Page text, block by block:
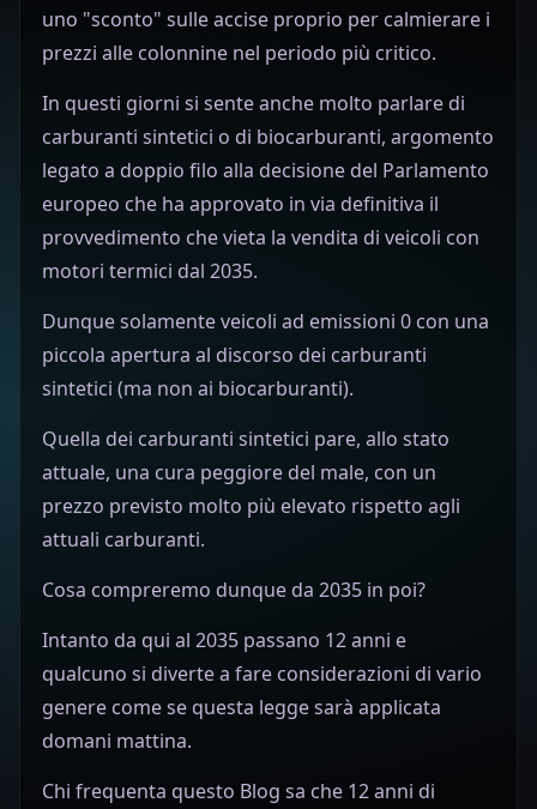
uno "sconto" sulle accise proprio per calmierare i
prezzi alle colonnine nel periodo più critico.
In questi giorni si sente anche molto parlare di
carburanti sintetici o di biocarburanti, argomento
legato a doppio filo alla decisione del Parlamento
europeo che ha approvato in via definitiva il
provvedimento che vieta la vendita di veicoli con
motori termici dal 2035.
Dunque solamente veicoli ad emissioni 0 con una
piccola apertura al discorso dei carburanti
sintetici (ma non ai biocarburanti).
Quella dei carburanti sintetici pare, allo stato
attuale, una cura peggiore del male, con un
prezzo previsto molto più elevato rispetto agli
attuali carburanti.
Cosa compreremo dunque da 2035 in poi?
Intanto da qui al 2035 passano 12 anni e
qualcuno si diverte a fare considerazioni di vario
genere come se questa legge sarà applicata
domani mattina.
Chi frequenta questo Blog sa che 12 anni di